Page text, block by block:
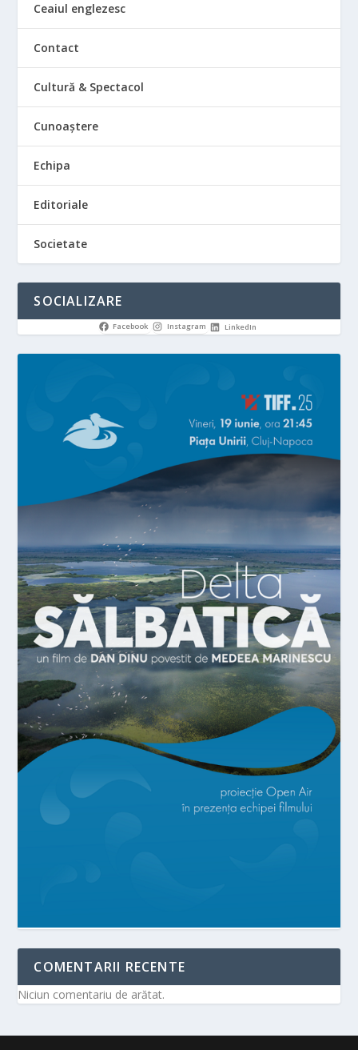
Ceaiul englezesc
Contact
Cultură & Spectacol
Cunoaștere
Echipa
Editoriale
Societate
SOCIALIZARE
Facebook Instagram LinkedIn
COMENTARII RECENTE
Niciun comentariu de arătat.